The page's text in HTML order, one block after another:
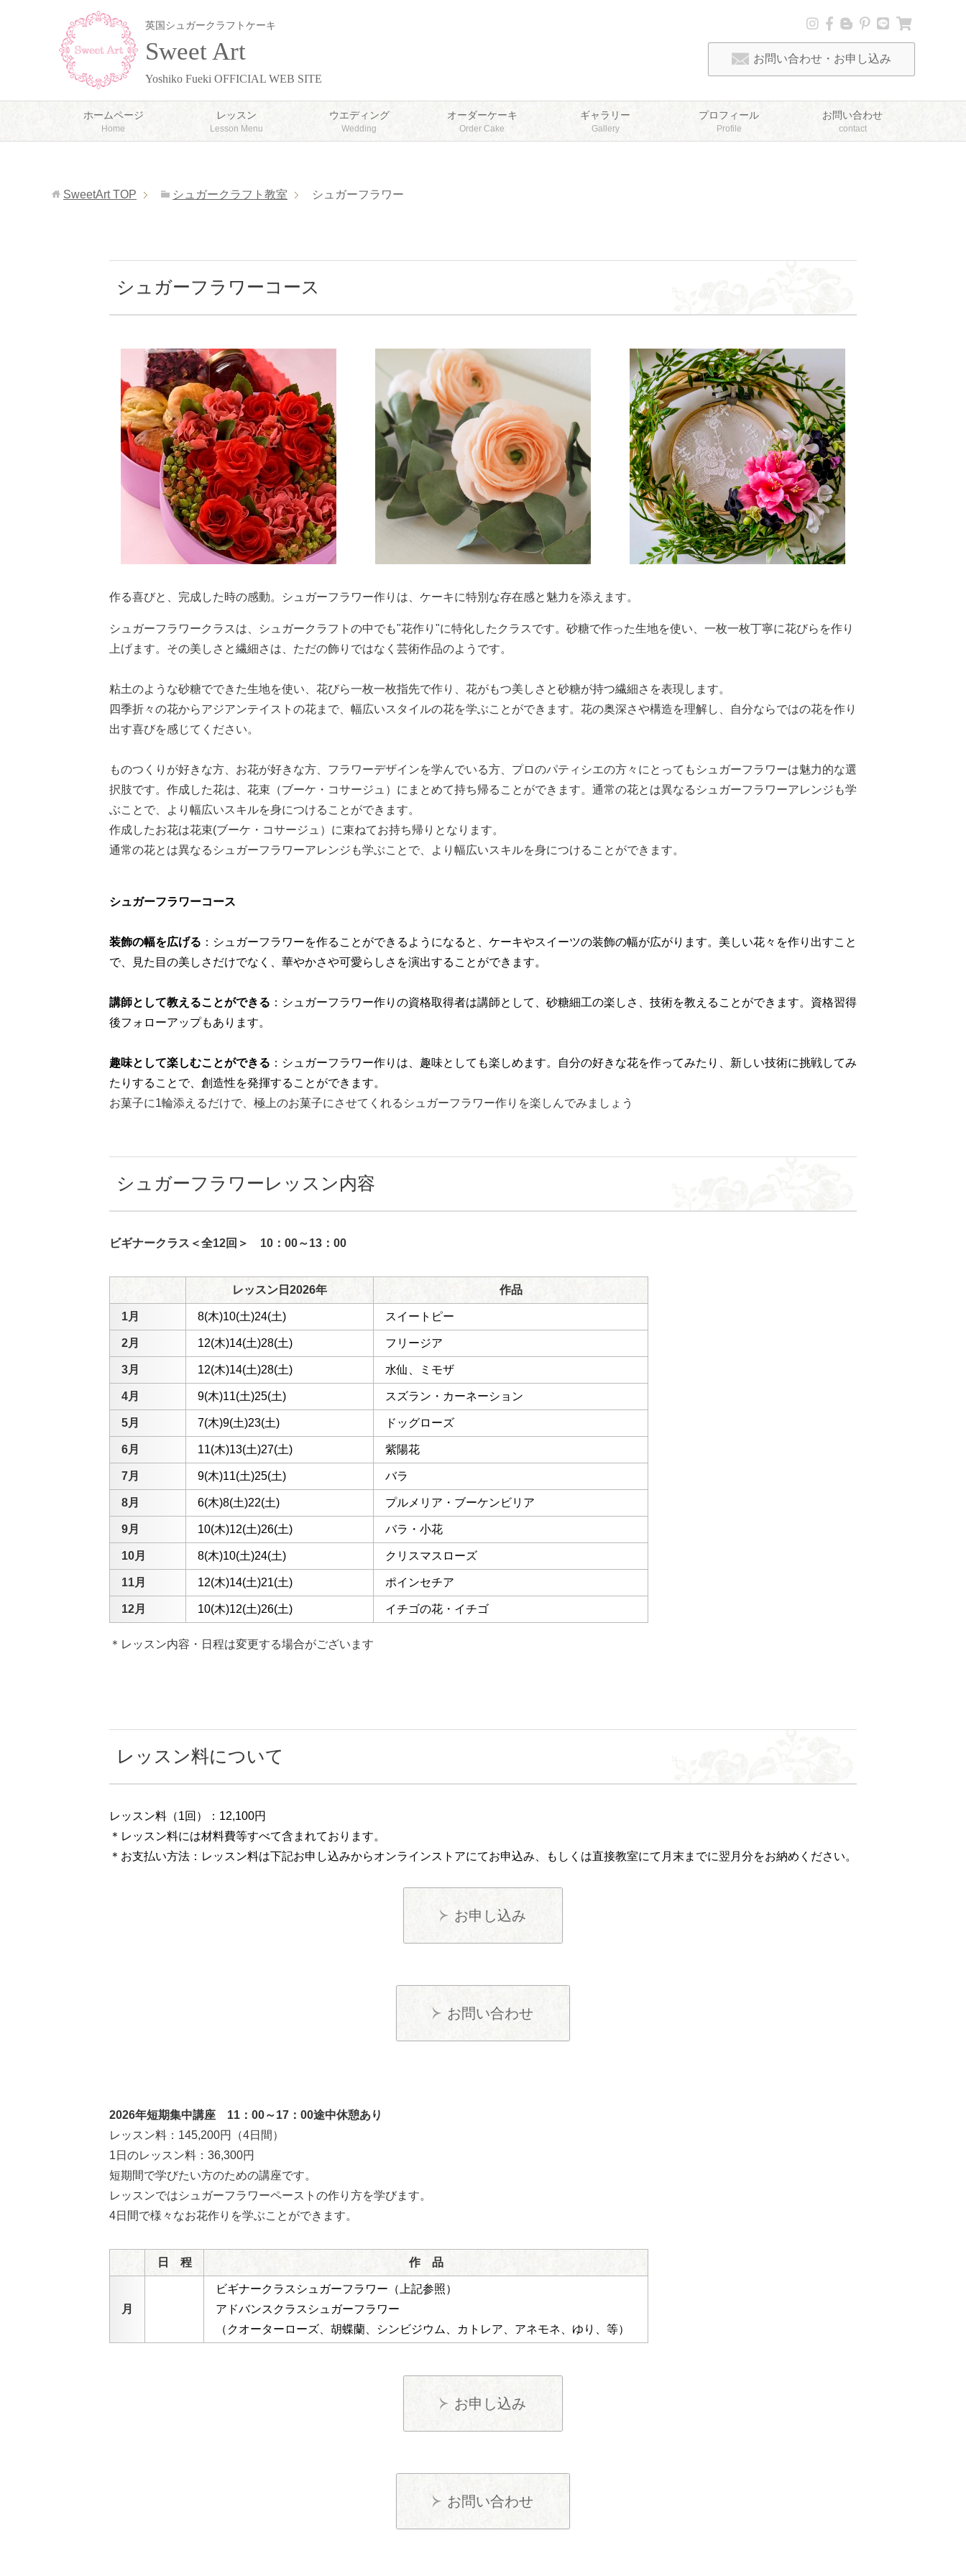
英国シュガークラフトケーキ
Sweet Art
Yoshiko Fueki OFFICIAL WEB SITE
お問い合わせ・お申し込み
ホームページ
Home
レッスン
Lesson Menu
ウエディング
Wedding
オーダーケーキ
Order Cake
ギャラリー
Gallery
プロフィール
Profile
お問い合わせ
contact
SweetArtTOP シュガークラフト教室 シュガーフラワー
シュガーフラワーコース
作る喜びと、完成した時の感動。シュガーフラワー作りは、ケーキに特別な存在感と魅力を添えます。
シュガーフラワークラスは、シュガークラフトの中でも"花作り"に特化したクラスです。砂糖で作った生地を使い、一枚一枚丁寧に花びらを作り
上げます。その美しさと繊細さは、ただの飾りではなく芸術作品のようです。
粘土のような砂糖でできた生地を使い、花びら一枚一枚指先で作り、花がもつ美しさと砂糖が持つ繊細さを表現します。
四季折々の花からアジアンテイストの花まで、幅広いスタイルの花を学ぶことができます。花の奥深さや構造を理解し、自分ならではの花を作り
出す喜びを感じてください。
ものつくりが好きな方、お花が好きな方、フラワーデザインを学んでいる方、プロのパティシエの方々にとってもシュガーフラワーは魅力的な選
択肢です。作成した花は、花束（ブーケ・コサージュ）にまとめて持ち帰ることができます。通常の花とは異なるシュガーフラワーアレンジも学
ぶことで、より幅広いスキルを身につけることができます。
作成したお花は花束(ブーケ・コサージュ）に束ねてお持ち帰りとなります。
通常の花とは異なるシュガーフラワーアレンジも学ぶことで、より幅広いスキルを身につけることができます。
シュガーフラワーコース
装飾の幅を広げる ：シュガーフラワーを作ることができるようになると、ケーキやスイーツの装飾の幅が広がります。美しい花々を作り出すこと
で、見た目の美しさだけでなく、華やかさや可愛らしさを演出することができます。
講師として教えることができる ：シュガーフラワー作りの資格取得者は講師として、砂糖細工の楽しさ、技術を教えることができます。資格習得
後フォローアップもあります。
趣味として楽しむことができる ：シュガーフラワー作りは、趣味としても楽しめます。自分の好きな花を作ってみたり、新しい技術に挑戦してみ
たりすることで、創造性を発揮することができます。
お菓子に1輪添えるだけで、極上のお菓子にさせてくれるシュガーフラワー作りを楽しんでみましょう
シュガーフラワーレッスン内容
ビギナークラス＜全12回＞ 10：00～13：00
レッスン日2026年 作品
1月 8(木)10(土)24(土) スイートピー
2月 12(木)14(土)28(土) フリージア
3月 12(木)14(土)28(土) 水仙、ミモザ
4月 9(木)11(土)25(土) スズラン・カーネーション
5月 7(木)9(土)23(土) ドッグローズ
6月 11(木)13(土)27(土) 紫陽花
7月 9(木)11(土)25(土) バラ
8月 6(木)8(土)22(土) プルメリア・ブーケンビリア
9月 10(木)12(土)26(土) バラ・小花
10月 8(木)10(土)24(土) クリスマスローズ
11月 12(木)14(土)21(土) ポインセチア
12月 10(木)12(土)26(土) イチゴの花・イチゴ
＊レッスン内容・日程は変更する場合がございます
レッスン料について
レッスン料（1回）：12,100円
＊レッスン料には材料費等すべて含まれております。
＊お支払い方法：レッスン料は下記お申し込みからオンラインストアにてお申込み、もしくは直接教室にて月末までに翌月分をお納めください。
お申し込み
お問い合わせ
2026年短期集中講座 11：00～17：00途中休憩あり
レッスン料：145,200円（4日間）
1日のレッスン料：36,300円
短期間で学びたい方のための講座です。
レッスンではシュガーフラワーペーストの作り方を学びます。
4日間で様々なお花作りを学ぶことができます。
日 程 作 品
月
ビギナークラスシュガーフラワー（上記参照）
アドバンスクラスシュガーフラワー
（クオーターローズ、胡蝶蘭、シンビジウム、カトレア、アネモネ、ゆり、等）
お申し込み
お問い合わせ